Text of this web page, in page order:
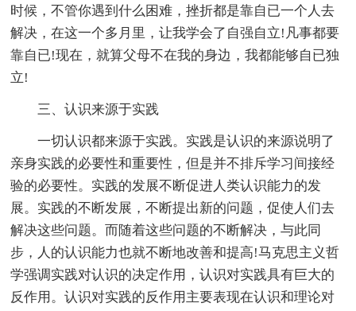
时候，不管你遇到什么困难，挫折都是靠自已一个人去
解决，在这一个多月里，让我学会了自强自立!凡事都要
靠自已!现在，就算父母不在我的身边，我都能够自已独
立!
三、认识来源于实践
一切认识都来源于实践。实践是认识的来源说明了
亲身实践的必要性和重要性，但是并不排斥学习间接经
验的必要性。实践的发展不断促进人类认识能力的发
展。实践的不断发展，不断提出新的问题，促使人们去
解决这些问题。而随着这些问题的不断解决，与此同
步，人的认识能力也就不断地改善和提高!马克思主义哲
学强调实践对认识的决定作用，认识对实践具有巨大的
反作用。认识对实践的反作用主要表现在认识和理论对